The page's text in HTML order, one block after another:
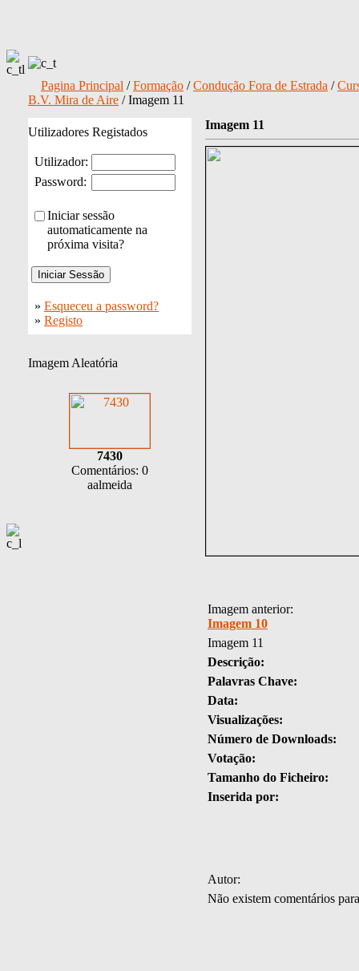
Pagina Principal /Formação /Condução Fora de Estrada /
B.V. Mira de Aire / Imagem 11
Utilizadores Registados
Utilizador:
Password:
Iniciar sessão
automaticamente na
próxima visita?
» Esqueceu a password?
» Registo
Imagem Aleatória
7430
Comentários: 0
aalmeida
Imagem 11
Imagem anterior:
Imagem 10
Imagem 11
Descrição:
Palavras Chave:
Data:
Visualizações:
Número de Downloads:
Votação:
Tamanho do Ficheiro:
Inserida por:
Autor:
Não existem comentários